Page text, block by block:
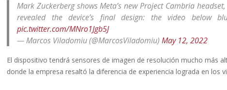
Mark Zuckerberg shows Meta’s new Project Cambria
revealed the device’s final design: the video below
pic.twitter.com/MNro1Jgb5J
— Marcos Viladomiu (@MarcosViladomiu) May 12, 2022
El dispositivo tendrá sensores de imagen de resolución mucho más
donde la empresa resaltó la diferencia de experiencia lograda en los